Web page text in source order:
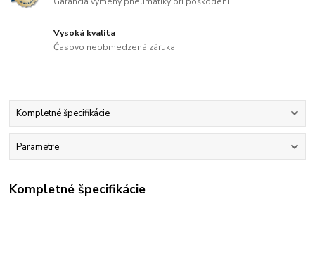
Vysoká kvalita
Časovo neobmedzená záruka
Kompletné špecifikácie
Parametre
Kompletné špecifikácie